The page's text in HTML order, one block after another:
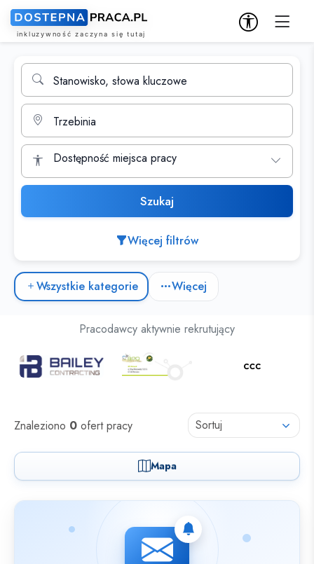
Wyszukiwarka ofert pracy
Stanowisko, słowa kluczowe
Miasto
Dostępność miejsca pracy
Szukaj
Więcej filtrów
Wszystkie kategorie
Więcej
Oferty pracy dla osób z niepełnosprawnościami
Pracodawcy aktywnie rekrutujący
Oferty pracy
Znaleziono 0 ofert pracy Sortuj
Mapa
Nie znaleziono ofert spełniających wybrane kryteria.